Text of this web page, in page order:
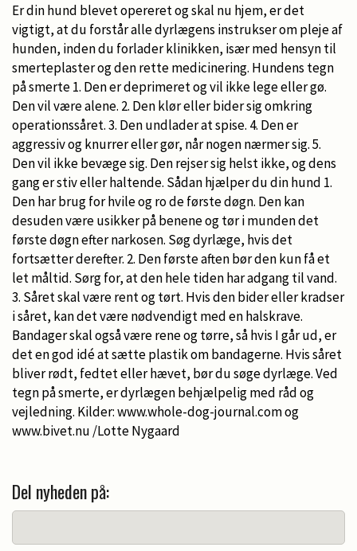
Er din hund blevet opereret og skal nu hjem, er det
vigtigt, at du forstår alle dyrlægens instrukser om pleje af
hunden, inden du forlader klinikken, især med hensyn til
smerteplaster og den rette medicinering. Hundens tegn
på smerte 1. Den er deprimeret og vil ikke lege eller gø.
Den vil være alene. 2. Den klør eller bider sig omkring
operationssåret. 3. Den undlader at spise. 4. Den er
aggressiv og knurrer eller gør, når nogen nærmer sig. 5.
Den vil ikke bevæge sig. Den rejser sig helst ikke, og dens
gang er stiv eller haltende. Sådan hjælper du din hund 1.
Den har brug for hvile og ro de første døgn. Den kan
desuden være usikker på benene og tør i munden det
første døgn efter narkosen. Søg dyrlæge, hvis det
fortsætter derefter. 2. Den første aften bør den kun få et
let måltid. Sørg for, at den hele tiden har adgang til vand.
3. Såret skal være rent og tørt. Hvis den bider eller kradser
i såret, kan det være nødvendigt med en halskrave.
Bandager skal også være rene og tørre, så hvis I går ud, er
det en god idé at sætte plastik om bandagerne. Hvis såret
bliver rødt, fedtet eller hævet, bør du søge dyrlæge. Ved
tegn på smerte, er dyrlægen behjælpelig med råd og
vejledning. Kilder: www.whole-dog-journal.com og
www.bivet.nu /Lotte Nygaard
Del nyheden på: